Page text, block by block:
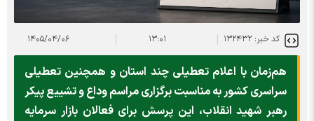
کد خبر: ۱۳۲۴۳۲ ۱۳:۰۱ ۱۴۰۵/۰۴/۰۶
هم‌زمان با اعلام تعطیلی چند استان و همچنین تعطیلی
سراسری کشور به مناسبت برگزاری مراسم وداع و تشییع پیکر
رهبر شهید انقلاب، این پرسش برای فعالان بازار سرمایه